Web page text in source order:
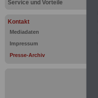
Service und Vorteile
Kontakt
Mediadaten
Impressum
Presse-Archiv